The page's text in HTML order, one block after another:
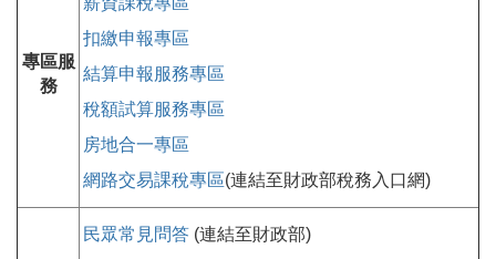
專區服
務
扣繳申報專區
結算申報服務專區
稅額試算服務專區
房地合一專區
網路交易課稅專區(連結至財政部稅務入口網)
民眾常見問答 (連結至財政部)